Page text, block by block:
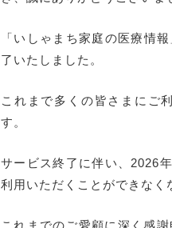
「いしゃまち家庭の医療情
了いたしました。
これまで多くの皆さまにご
す。
サービス終了に伴い、2026
利用いただくことができなく
これまでのご愛顧に深く感